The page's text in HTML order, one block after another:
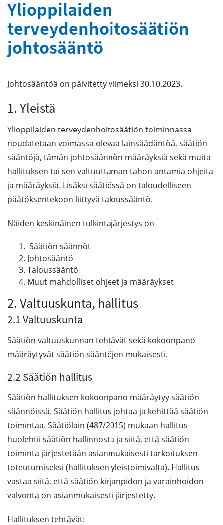
Ylioppilaiden
terveydenhoitosäätiön
johtosääntö
Johtosääntöä on päivitetty viimeksi 30.10.2023.
1. Yleistä
Ylioppilaiden terveydenhoitosäätiön toiminnassa
noudatetaan voimassa olevaa lainsäädäntöä, säätiön
sääntöjä, tämän johtosäännön määräyksiä sekä muita
hallituksen tai sen valtuuttaman tahon antamia ohjeita
ja määräyksiä. Lisäksi säätiössä on taloudelliseen
päätöksentekoon liittyvä taloussääntö.
Näiden keskinäinen tulkintajärjestys on
Säätiön säännöt
Johtosääntö
Taloussääntö
Muut mahdolliset ohjeet ja määräykset
2. Valtuuskunta, hallitus
2.1 Valtuuskunta
Säätiön valtuuskunnan tehtävät sekä kokoonpano
määräytyvät säätiön sääntöjen mukaisesti.
2.2 Säätiön hallitus
Säätiön hallituksen kokoonpano määräytyy säätiön
säännöissä. Säätiön hallitus johtaa ja kehittää säätiön
toimintaa. Säätiölain (487/2015) mukaan hallitus
huolehtii säätiön hallinnosta ja siitä, että säätiön
toiminta järjestetään asianmukaisesti tarkoituksen
toteutumiseksi (hallituksen yleistoimivalta). Hallitus
vastaa siitä, että säätiön kirjanpidon ja varainhoidon
valvonta on asianmukaisesti järjestetty.
Hallituksen tehtävät: